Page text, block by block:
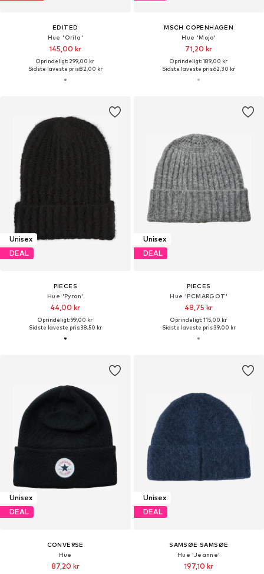
EDITED
Hue 'Orila'
145,00 kr
Oprindeligt: 299,00 kr
Sidste laveste pris:82,00 kr
MSCH COPENHAGEN
Hue 'Mojo'
71,20 kr
Oprindeligt: 189,00 kr
Sidste laveste pris:62,30 kr
Unisex
DEAL
PIECES
Hue 'Pyron'
44,00 kr
Oprindeligt: 99,00 kr
Sidste laveste pris:38,50 kr
Unisex
DEAL
PIECES
Hue 'PCMARGOT'
48,75 kr
Oprindeligt: 115,00 kr
Sidste laveste pris:39,00 kr
Unisex
DEAL
CONVERSE
Hue
87,20 kr
Unisex
DEAL
SAMSØE SAMSØE
Hue 'Jeanne'
197,10 kr